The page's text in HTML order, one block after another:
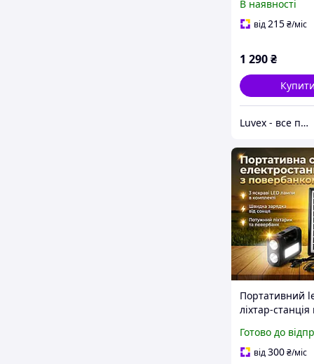
кемпінговий
YoboLIFE LM-
В наявності
від215₴/міс
1 290₴
Купити
Luvex - все потрібне в одному місці
Портативний
ліхтар-станція
8017 з
Готово до
від300₴/міс